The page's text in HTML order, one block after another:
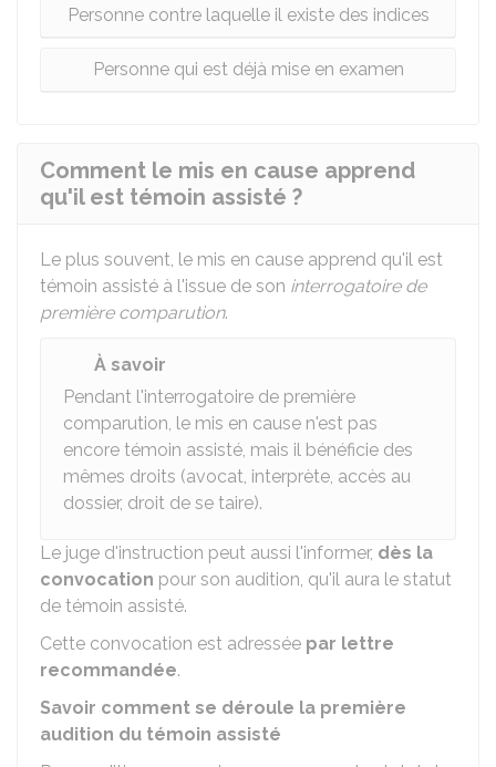
Personne contre laquelle il existe des indices
Personne qui est déjà mise en examen
Comment le mis en cause apprend
qu'il est témoin assisté ?
Le plus souvent, le mis en cause apprend qu'il est
témoin assisté à l'issue de son interrogatoire de
première comparution.
À savoir
Pendant l'interrogatoire de première
comparution, le mis en cause n'est pas
encore témoin assisté, mais il bénéficie des
mêmes droits (avocat, interprète, accès au
dossier, droit de se taire).
Le juge d'instruction peut aussi l'informer, dès la
convocation pour son audition, qu'il aura le statut
de témoin assisté.
Cette convocation est adressée par lettre
recommandée.
Savoir comment se déroule la première
audition du témoin assisté